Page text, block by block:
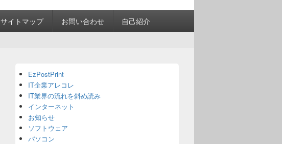
サイトマップ お問い合わせ 自己紹介
Sidebar
Widget
Area
EzPostPrint
IT企業アレコレ
IT業界の流れを斜め読み
インターネット
お知らせ
ソフトウェア
パソコン